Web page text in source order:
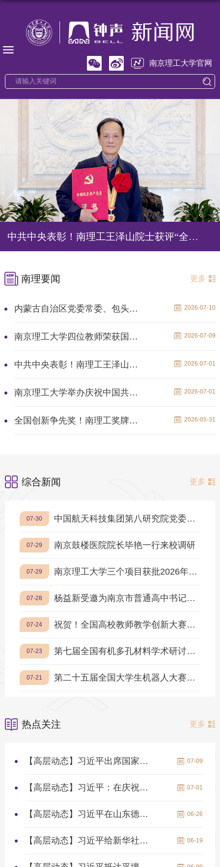
南京理工大学官网
中共中央表彰！南理工王泽山院士获评“全国优秀共产党员”！
南理要闻 更多
2026-07-10
内蒙古自治区党委常委、包头市委书记陈之常一行来校调研
2026-07-09
南京理工大学四位教师荣获国家科技奖励
2026-07-01
中共中央表彰！南理工王泽山院士获评“全国优秀共产党员”！
2026-07-01
南京理工大学举办庆祝中国共产党成立105周年活动
2026-05-31
全国创新争先奖！南理工奖牌+1！奖状+2！
综合新闻 更多
07-30 中国航天科技集团第八研究院党委书记王波兰一行来校调研
07-29 南京鼓楼医院院长毕艳一行来校调研
07-29 南京理工大学三个项目获批2026年度教育部大中小学课程教材研究项目
07-28 杨益新受邀为南京市普通高中书记校长领导力提升培训班作主题报告
07-24 祝贺！全国高校教师教学创新大赛南理工再创佳绩！
07-23 第七届全国有机多孔材料学术研讨会在南京举办
07-21 第二十五届全国大学生机器人大赛ROBOCON暨ABU ROBOCON 2026国内选拔赛在江阴校区举行
热点关注 更多
07-09
【高层动态】习近平出席国家科学技术奖励大会两院院士大会中国科...
07-01
【高层动态】习近平：在庆祝中国共产党成立105周年大会上的讲话
06-26
【高层动态】习近平在山东德州考察
06-19
【高层动态】习近平给新华社老党员张连生回信强调 传承红色基因 ...